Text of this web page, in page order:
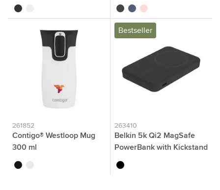
noir noir bleu rose
261852
Contigo® Westloop Mug
300 ml
noir
Bestseller
263410
Belkin 5k Qi2 MagSafe
PowerBank with Kickstand
noir